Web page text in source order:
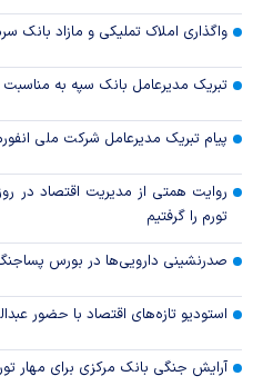
واگذاری املاک تملیکی و مازاد بانک
تبریک مدیرعامل بانک سپه به مناسبت
پیام تبریک مدیرعامل شرکت ملی
روایت همتی از مدیریت اقتصاد در
تورم را گرفتیم
صدرنشینی دارویی‌ها در بورس
استودیو تازه‌های اقتصاد با حضور
آرایش جنگی بانک مرکزی برای مهار